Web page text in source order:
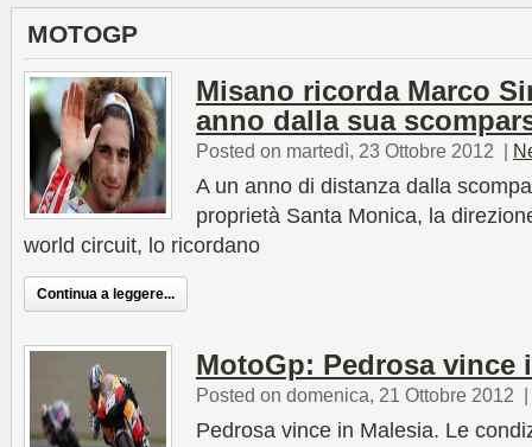
MOTOGP
Misano ricorda Marco
anno dalla sua
Posted on martedì, 23 Ottobre 2012 |
A un anno di distanza dalla
proprietà Santa Monica, la
world circuit, lo ricordano
Continua a leggere...
MotoGp: Pedrosa vince
Posted on domenica, 21 Ottobre 2012 |
Pedrosa vince in Malesia. Le